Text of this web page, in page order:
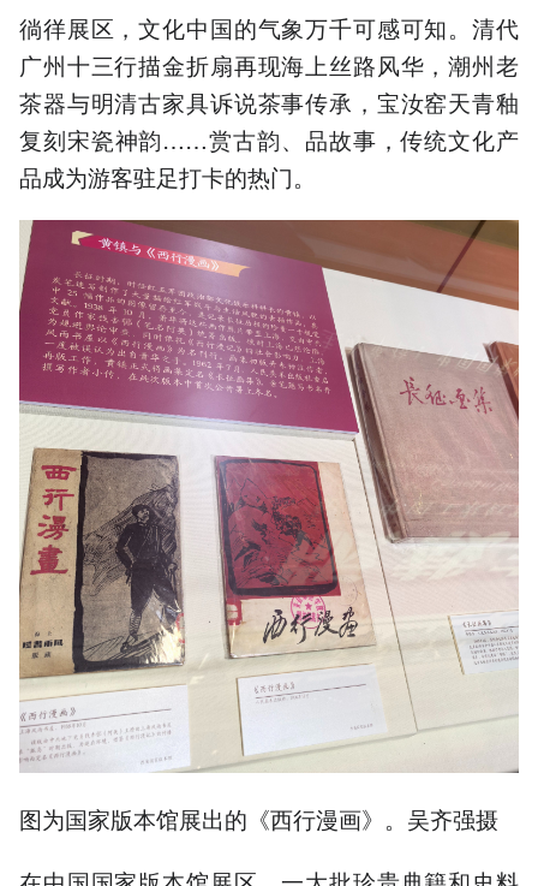
徜徉展区，文化中国的气象万千可感可知。清代
广州十三行描金折扇再现海上丝路风华，潮州老
茶器与明清古家具诉说茶事传承，宝汝窑天青釉
复刻宋瓷神韵……赏古韵、品故事，传统文化产
品成为游客驻足打卡的热门。
图为国家版本馆展出的《西行漫画》。吴齐强摄